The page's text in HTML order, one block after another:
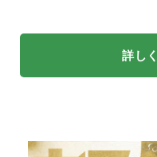
詳し